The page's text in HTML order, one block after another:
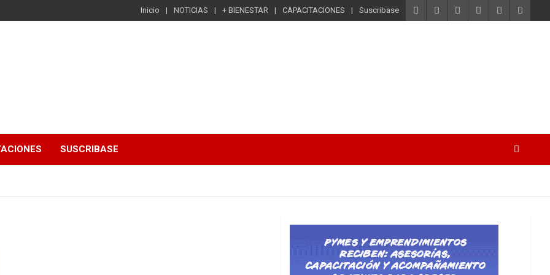
Inicio NOTICIAS + BIENESTAR CAPACITACIONES Suscribase
SUSCRIBASE